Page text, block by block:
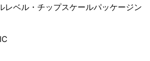
レベル・チップスケールパッケージン